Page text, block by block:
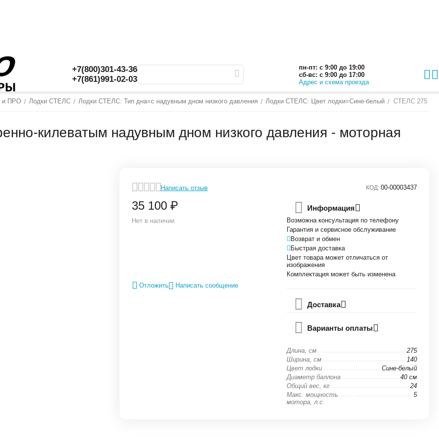
+7(800)301-43-36
+7(861)991-02-03
пн-пт: с 9:00 до 19:00
сб-вс: с 9:00 до 17:00
Адрес и схема проезда
и ПРО / Лодки СТЕЛС / Лодки СТЕЛС: Тип дна=с надувным дном низкого давления / Лодки СТЕЛС: Цвет лодки=Сине-белый / СТЕЛС 275
килеватым надувным дном низкого давления - моторная
Написать отзыв КОД: 00-00003437
35 100 ₽
Нет в наличии
Отложить Написать сообщение
Информация
Возможна консультация по телефону
Гарантия и сервисное обслуживание
Возврат и обмен
Быстрая доставка
Цвет товара может отличаться от
изображения
Комплектация может быть изменена
Доставка
Варианты оплаты
Длина, см
275
Ширина, см
140
Цвет лодки
Сине-белый
Диаметр баллона
40 см
Общий вес, кг
24
Макс. мощность
мотора, л.с.
5